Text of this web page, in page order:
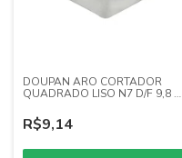
DOUPAN ARO CORTADOR
QUADRADO LISO N7 D/F 9,8 X
R$9,14